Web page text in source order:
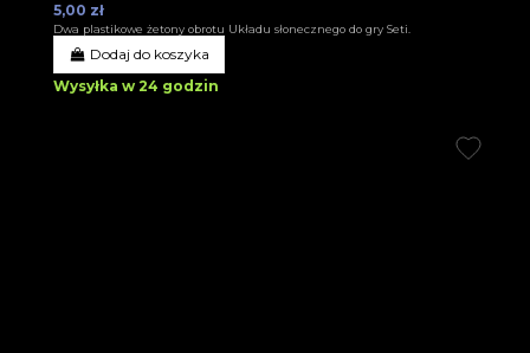
5,00 zł
Dwa plastikowe żetony obrotu Układu słonecznego do gry Seti.
Dodaj do koszyka
Wysyłka w 24 godzin